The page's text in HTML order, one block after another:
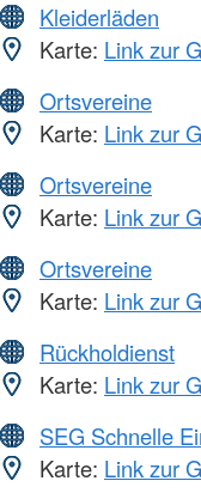
Kleiderläden
Karte: Link zur
Ortsvereine
Karte: Link zur
Ortsvereine
Karte: Link zur
Ortsvereine
Karte: Link zur
Rückholdienst
Karte: Link zur
SEG Schnelle
Karte: Link zur